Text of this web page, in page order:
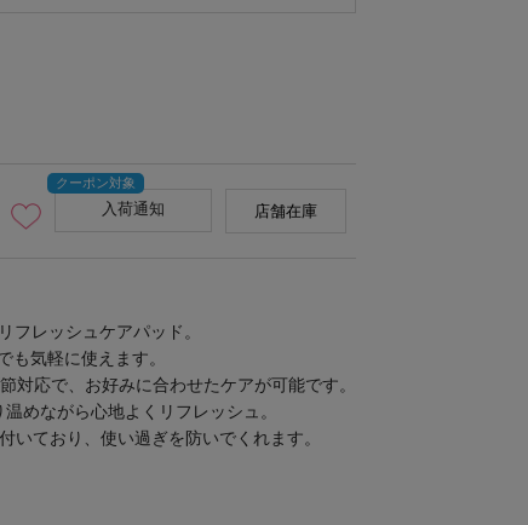
入荷通知 店舗在庫
フレッシュケアパッド。
も気軽に使えます。
対応で、お好みに合わせたケアが可能です。
めながら心地よくリフレッシュ。
いており、使い過ぎを防いでくれます。